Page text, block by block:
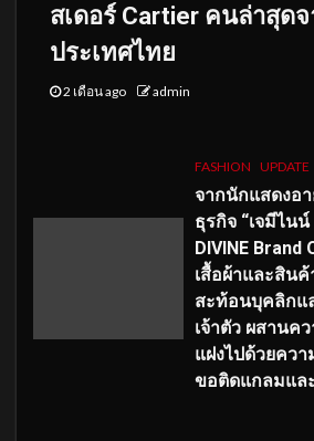
สเดอร์ Cartier คนล่าสุด
ประเทศไทย
2 เดือน ago admin
FASHION UPDATE
จากนักแสดงอ
ธุรกิจ “เจมีไน
DIVINE
เสื้อผ้าและสิน
สะท้อนบุคลิกแ
เจ้าตัว ผสานค
แฝงไปด้วยคว
ขอติดแกลมแล